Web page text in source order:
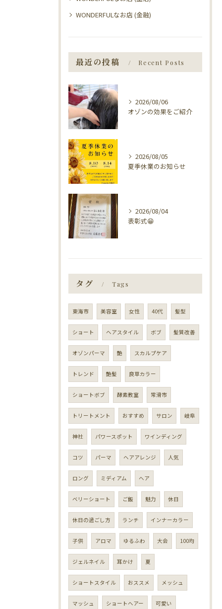
WONDERFULなお店 (金融)
最近の投稿 Recent Posts
2026/08/06
オゾンの効果をご紹介
2026/08/05
夏季休業のお知らせ
2026/08/04
表彰式😁
タグ Tags
東海市 美容室 女性 40代 髪型
ショート ヘアスタイル ボブ 髪質改善
オゾンパーマ 艶 スカルプケア
トレンド 艶髪 良草カラー
ショートボブ 酵素教室 常滑市
トリートメント おすすめ サロン 岐阜
神社 パワースポット ワインディング
コツ パーマ ヘアアレンジ 人気
ロング ミディアム ヘア
ベリーショート ご飯 魅力 休日
休日の過ごし方 ランチ インナーカラー
子供 アロマ ゆるふわ 大会 100均
ジェルネイル 耳かけ 夏
ショートスタイル おススメ メッシュ
マッシュ ショートヘアー 可愛い